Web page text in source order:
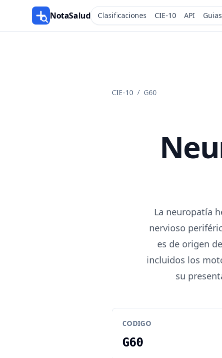
NotaSalud Clasificaciones CIE-10 API Guias
CIE-10 / G60
La neuropatía
nervioso
es de origen
incluidos los
su
CODIGO
G60